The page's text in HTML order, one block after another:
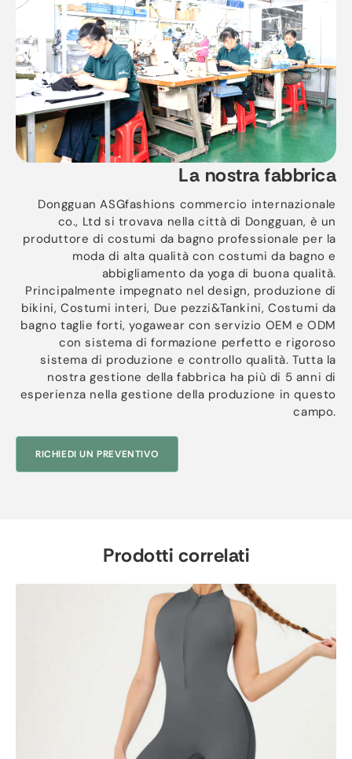
La nostra fabbrica
Dongguan ASGfashions commercio internazionale
co., Ltd si trovava nella città di Dongguan, è un
produttore di costumi da bagno professionale per la
moda di alta qualità con costumi da bagno e
abbigliamento da yoga di buona qualità.
Principalmente impegnato nel design, produzione di
bikini, Costumi interi, Due pezzi&Tankini, Costumi da
bagno taglie forti, yogawear con servizio OEM e ODM
con sistema di formazione perfetto e rigoroso
sistema di produzione e controllo qualità. Tutta la
nostra gestione della fabbrica ha più di 5 anni di
esperienza nella gestione della produzione in questo
campo.
RICHIEDI UN PREVENTIVO
Prodotti correlati